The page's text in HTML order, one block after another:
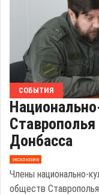
СОБЫТИЯ
Донбасса
эксклюзив
Члены национально-
обществ